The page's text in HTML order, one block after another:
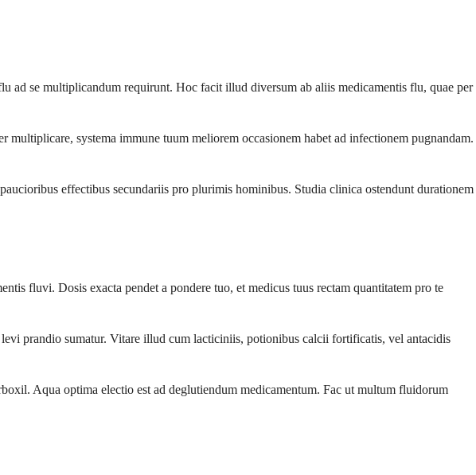
ad se multiplicandum requirunt. Hoc facit illud diversum ab aliis medicamentis flu, quae per
systema immune tuum meliorem occasionem habet ad infectionem pugnandam.
effectibus secundariis pro plurimis hominibus. Studia clinica ostendunt durationem
fluvi. Dosis exacta pendet a pondere tuo, et medicus tuus rectam quantitatem pro te
prandio sumatur. Vitare illud cum lacticiniis, potionibus calcii fortificatis, vel antacidis
Aqua optima electio est ad deglutiendum medicamentum. Fac ut multum fluidorum